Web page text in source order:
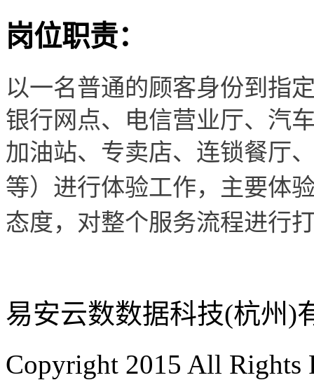
岗位职责：
以一名普通的顾客身份到指
银行网点、电信营业厅、汽
加油站、专卖店、连锁餐厅
等）进行体验工作，主要体
态度，对整个服务流程进行
易安云数数据科技(杭州)
Copyright 2015 All Rights